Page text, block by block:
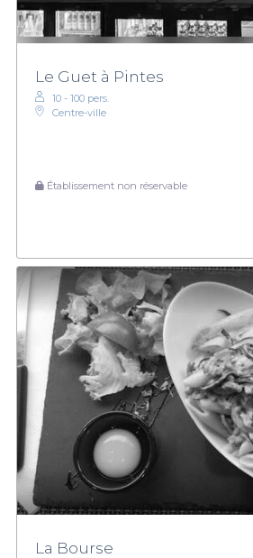
Le Guet à Pintes
10 - 100 pers.
Centre-ville
Établissement non réservable
La Bourse